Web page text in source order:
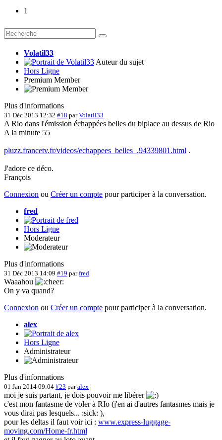
1
Volatil33
Auteur du sujet
Hors Ligne
Premium Member
Plus d'informations
31 Déc 2013 12:32 #18 parVolatil33
A Rio dans l'émission échappées belles du biplace au dessus de Rio
A la minute 55
pluzz.francetv.fr/videos/echappees_belles_,94339801.html .
J'adore ce déco.
François
Connexion ou Créer un compte pour participer à la conversation.
fred
Hors Ligne
Moderateur
Plus d'informations
31 Déc 2013 14:09 #19 parfred
Waaahou
On y va quand?
Connexion ou Créer un compte pour participer à la conversation.
alex
Hors Ligne
Administrateur
Plus d'informations
01 Jan 2014 09:04 #23 paralex
moi je suis partant, je dois pouvoir me libérer
c'est mon fantasme de voler à RIo (j'en ai d'autres fantasmes mais je
vous dirai pas lesquels... :sick: ),
pour les deltas il faut voir ici : www.express-luggage-
moving.com/Home-fr.html